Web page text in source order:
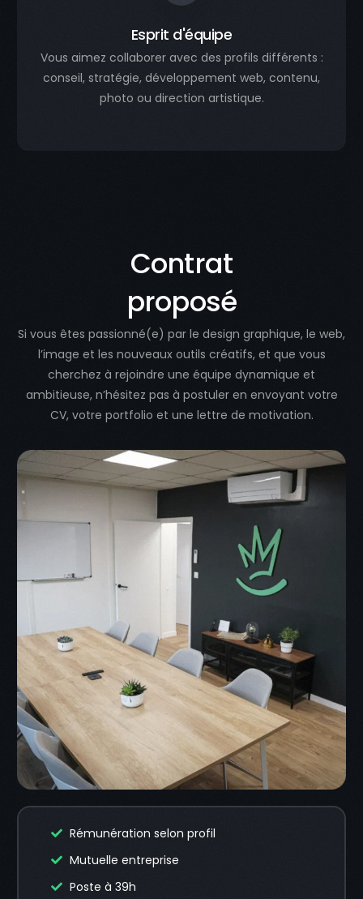
Esprit d'équipe
Vous aimez collaborer avec des profils différents :
conseil, stratégie, développement web, contenu,
photo ou direction artistique.
Contrat
proposé
Si vous êtes passionné(e) par le design graphique, le web,
l’image et les nouveaux outils créatifs, et que vous
cherchez à rejoindre une équipe dynamique et
ambitieuse, n’hésitez pas à postuler en envoyant votre
CV, votre portfolio et une lettre de motivation.
Rémunération selon profil
Mutuelle entreprise
Poste à 39h